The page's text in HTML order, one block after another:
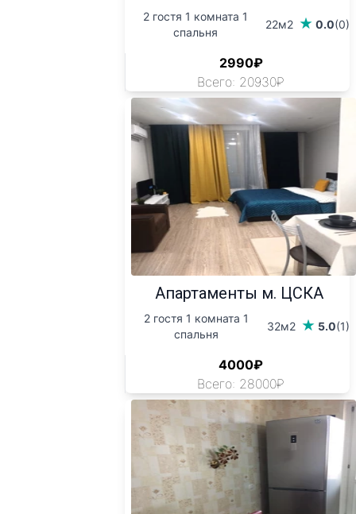
2 гостя 1 комната 1
спальня
22м2 0.0(0)
2990₽
Всего: 20930₽
Апартаменты м. ЦСКА
2 гостя 1 комната 1
спальня
32м2 5.0(1)
4000₽
Всего: 28000₽